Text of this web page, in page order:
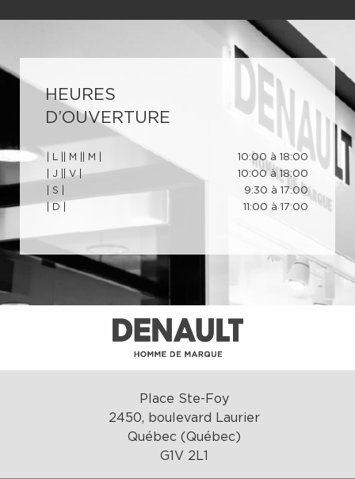
HEURES
D’OUVERTURE
| M | | M | 10:00 à 18:00
| J | | V | 10:00 à 18:00
| S | 9:30 à 17:00
| D | 11:00 à 17:00
Place Ste-Foy
2450, boulevard Laurier
Québec (Québec)
G1V 2L1